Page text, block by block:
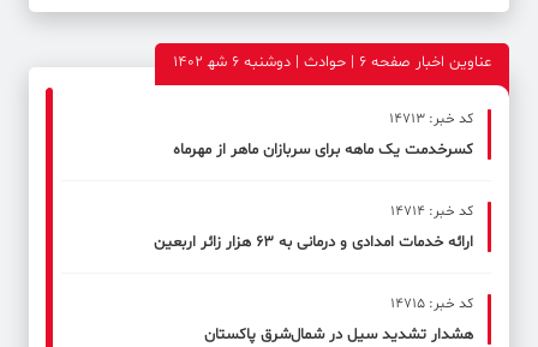
عناوین اخبار صفحه ۶ | حوادث | دوشنبه 6 شه‍ 1402
کد خبر: 14713
کسرخدمت یک ماهه برای سربازان ماهر از مهرماه
کد خبر: 14714
ارائه خدمات امدادی و درمانی به ۶۳ هزار زائر اربعین
کد خبر: 14715
هشدار تشدید سیل در شمال‌شرق پاکستان